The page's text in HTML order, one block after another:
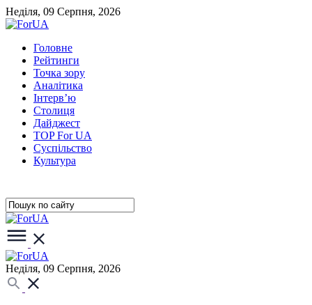
Неділя, 09 Серпня, 2026
Головне
Рейтинги
Точка зору
Аналітика
Інтерв’ю
Столиця
Дайджест
TOP For UA
Суспiльство
Культура
Неділя, 09 Серпня, 2026